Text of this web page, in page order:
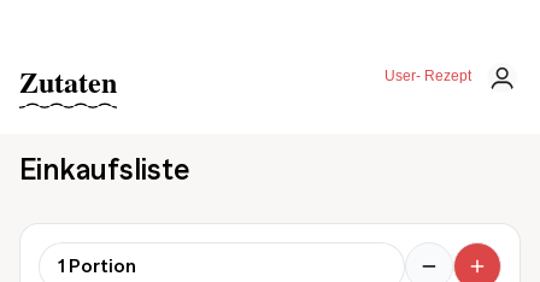
User- Rezept
Zutaten